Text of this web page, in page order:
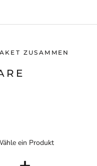
ZUSAMMEN
ein Produkt